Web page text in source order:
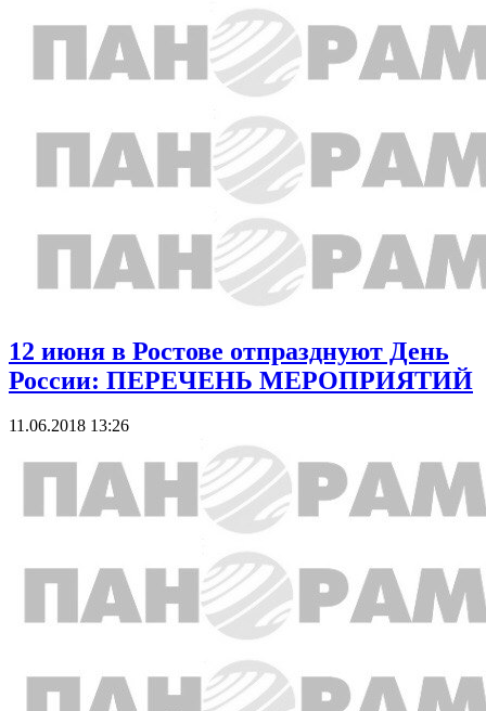
12 июня в Ростове отпразднуют День
России: ПЕРЕЧЕНЬ МЕРОПРИЯТИЙ
11.06.2018 13:26